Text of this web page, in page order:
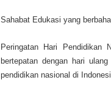
Sahabat Edukasi yang
Peringatan Hari
bertepatan dengan hari
pendidikan nasional di